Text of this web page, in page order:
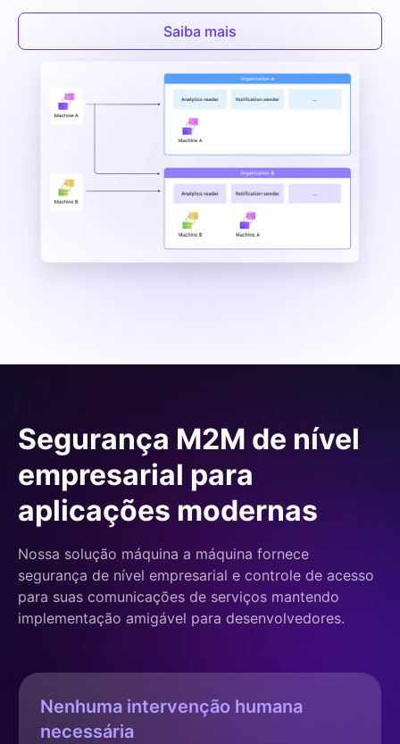
Saiba mais
Segurança M2M de nível
empresarial para
aplicações modernas
Nossa solução máquina a máquina fornece
segurança de nível empresarial e controle de acesso
para suas comunicações de serviços mantendo
implementação amigável para desenvolvedores.
Nenhuma intervenção humana
necessária